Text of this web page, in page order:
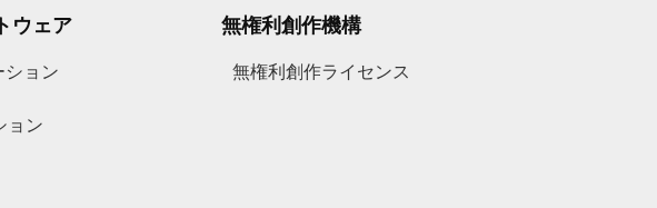
ウェア
ション
ョン
無権利創作機構
無権利創作ライセンス